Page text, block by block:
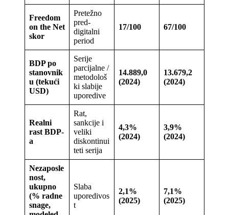
Freedom
on the Net
skor
Pretežno
pred-
digitalni
period
17/100 67/100
BDP po
stanovnik
u (tekući
USD)
Serije
parcijalne /
metodološ
ki slabije
uporedive
14.889,0
(2024)
13.679,2
(2024)
Realni
rast BDP-
a
Rat,
sankcije i
veliki
diskontinui
teti serija
4,3%
(2024)
3,9%
(2024)
Nezaposle
nost,
ukupno
(% radne
snage,
Slaba
uporedivos
t
2,1%
(2025)
7,1%
(2025)